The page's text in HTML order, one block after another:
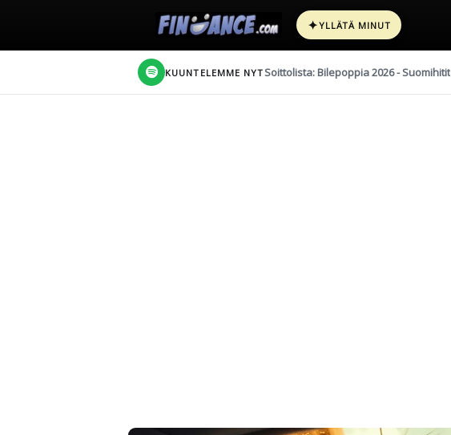
✦YLLÄTÄ MINUT
KUUNTELEMME NYT Soittolista: Bilepoppia 2026 - Suomihitit